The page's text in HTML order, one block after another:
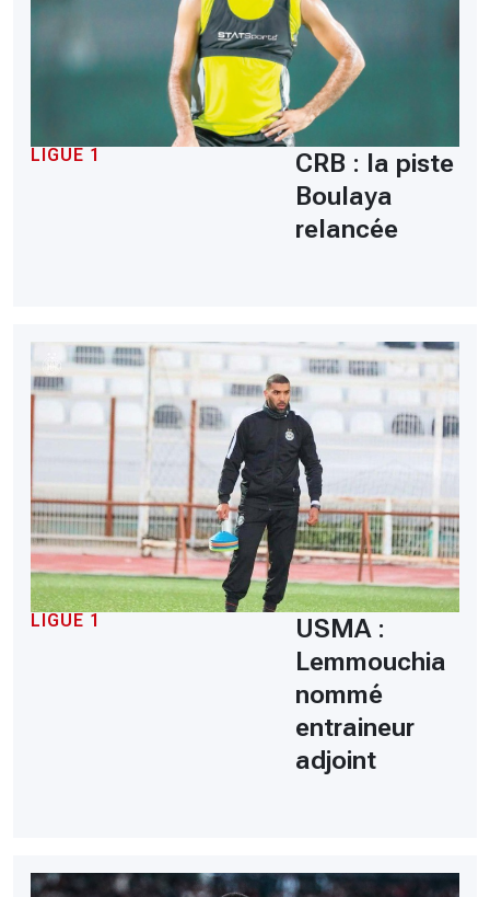
LIGUE 1
CRB : la piste
Boulaya
relancée
LIGUE 1
USMA :
Lemmouchia
nommé
entraineur
adjoint